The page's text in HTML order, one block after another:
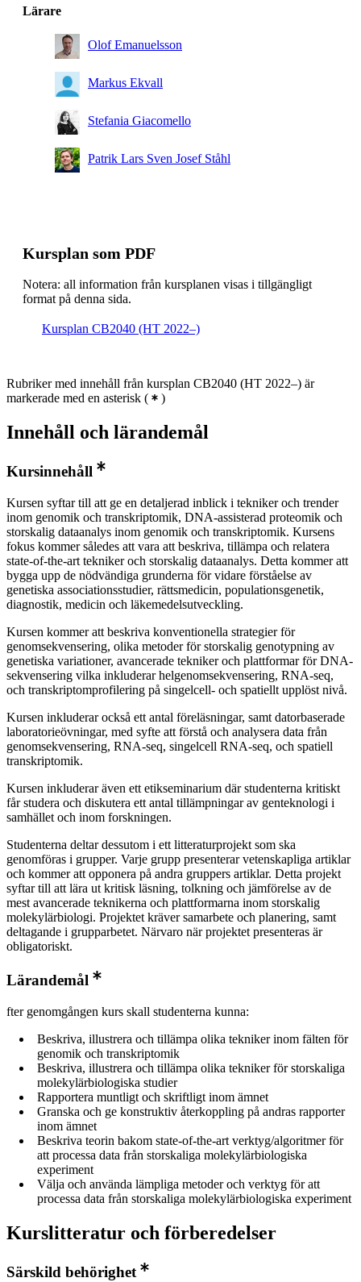
Lärare
Olof Emanuelsson
Markus Ekvall
Stefania Giacomello
Patrik Lars Sven Josef Ståhl
Kursplan som PDF
Notera: all information från kursplanen visas i tillgängligt
format på denna sida.
Kursplan CB2040 (HT 2022–)
Rubriker med innehåll från kursplan CB2040 (HT 2022–) är
markerade med en asterisk ( )
Innehåll och lärandemål
Kursinnehåll
Kursen syftar till att ge en detaljerad inblick i tekniker och trender
inom genomik och transkriptomik, DNA-assisterad proteomik och
storskalig dataanalys inom genomik och transkriptomik. Kursens
fokus kommer således att vara att beskriva, tillämpa och relatera
state-of-the-art tekniker och storskalig dataanalys. Detta kommer att
bygga upp de nödvändiga grunderna för vidare förståelse av
genetiska associationsstudier, rättsmedicin, populationsgenetik,
diagnostik, medicin och läkemedelsutveckling.
Kursen kommer att beskriva konventionella strategier för
genomsekvensering, olika metoder för storskalig genotypning av
genetiska variationer, avancerade tekniker och plattformar för DNA-
sekvensering vilka inkluderar helgenomsekvensering, RNA-seq,
och transkriptomprofilering på singelcell- och spatiellt upplöst nivå.
Kursen inkluderar också ett antal föreläsningar, samt datorbaserade
laboratorieövningar, med syfte att förstå och analysera data från
genomsekvensering, RNA-seq, singelcell RNA-seq, och spatiell
transkriptomik.
Kursen inkluderar även ett etikseminarium där studenterna kritiskt
får studera och diskutera ett antal tillämpningar av genteknologi i
samhället och inom forskningen.
Studenterna deltar dessutom i ett litteraturprojekt som ska
genomföras i grupper. Varje grupp presenterar vetenskapliga artiklar
och kommer att opponera på andra gruppers artiklar. Detta projekt
syftar till att lära ut kritisk läsning, tolkning och jämförelse av de
mest avancerade teknikerna och plattformarna inom storskalig
molekylärbiologi. Projektet kräver samarbete och planering, samt
deltagande i grupparbetet. Närvaro när projektet presenteras är
obligatoriskt.
Lärandemål
fter genomgången kurs skall studenterna kunna:
Beskriva, illustrera och tillämpa olika tekniker inom fälten för
genomik och transkriptomik
Beskriva, illustrera och tillämpa olika tekniker för storskaliga
molekylärbiologiska studier
Rapportera muntligt och skriftligt inom ämnet
Granska och ge konstruktiv återkoppling på andras rapporter
inom ämnet
Beskriva teorin bakom state-of-the-art verktyg/algoritmer för
att processa data från storskaliga molekylärbiologiska
experiment
Välja och använda lämpliga metoder och verktyg för att
processa data från storskaliga molekylärbiologiska experiment
Kurslitteratur och förberedelser
Särskild behörighet